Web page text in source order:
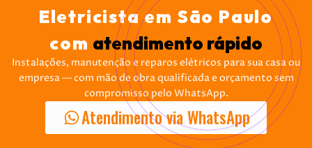
Eletricista em São Paulo
com atendimento rápido
Instalações, manutenção e reparos elétricos para sua casa ou
empresa — com mão de obra qualificada e orçamento sem
compromisso pelo WhatsApp.
Atendimento via WhatsApp